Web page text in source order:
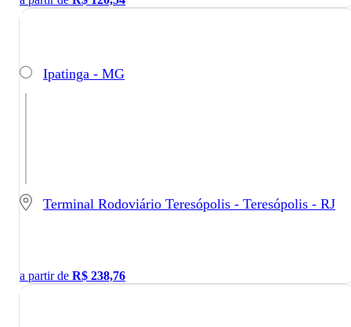
Ipatinga - MG
Terminal Rodoviário Teresópolis - Teresópolis - RJ
a partir de R$ 238,76